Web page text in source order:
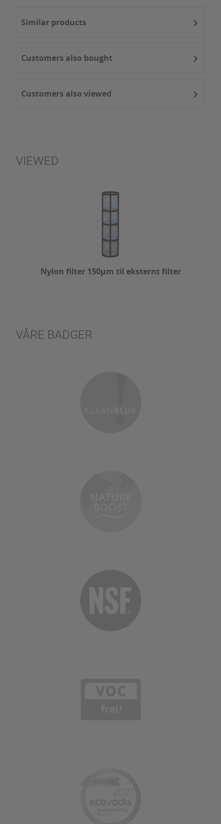
Similar products
Customers also bought
Customers also viewed
VIEWED
Nylon filter 150µm til eksternt filter
VÅRE BADGER